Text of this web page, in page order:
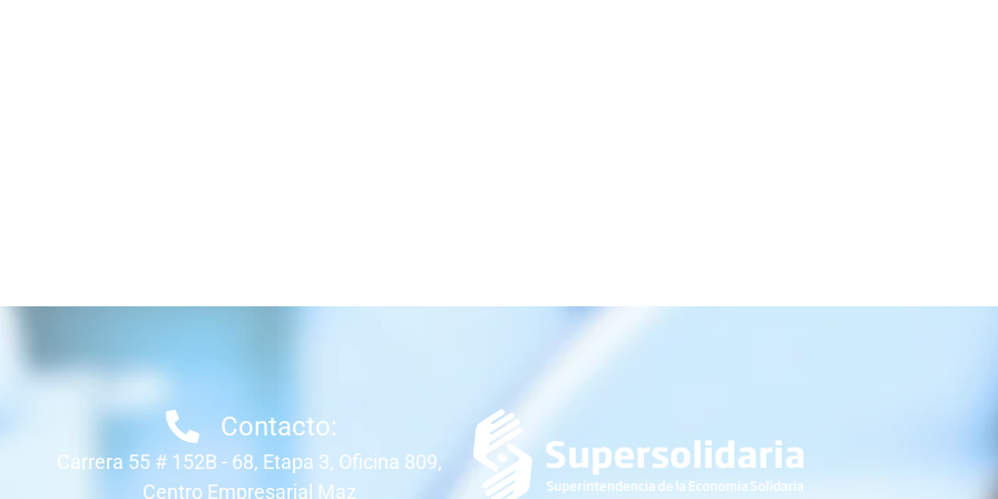
Contacto:
Carrera 55 # 152B - 68, Etapa 3, Oficina 809,
Centro Empresarial Maz